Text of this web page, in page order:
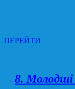
ПЕРЕЙТИ
8. Молодші